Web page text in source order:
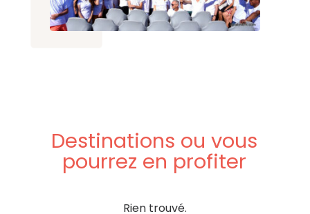
Destinations ou vous
pourrez en profiter
Rien trouvé.